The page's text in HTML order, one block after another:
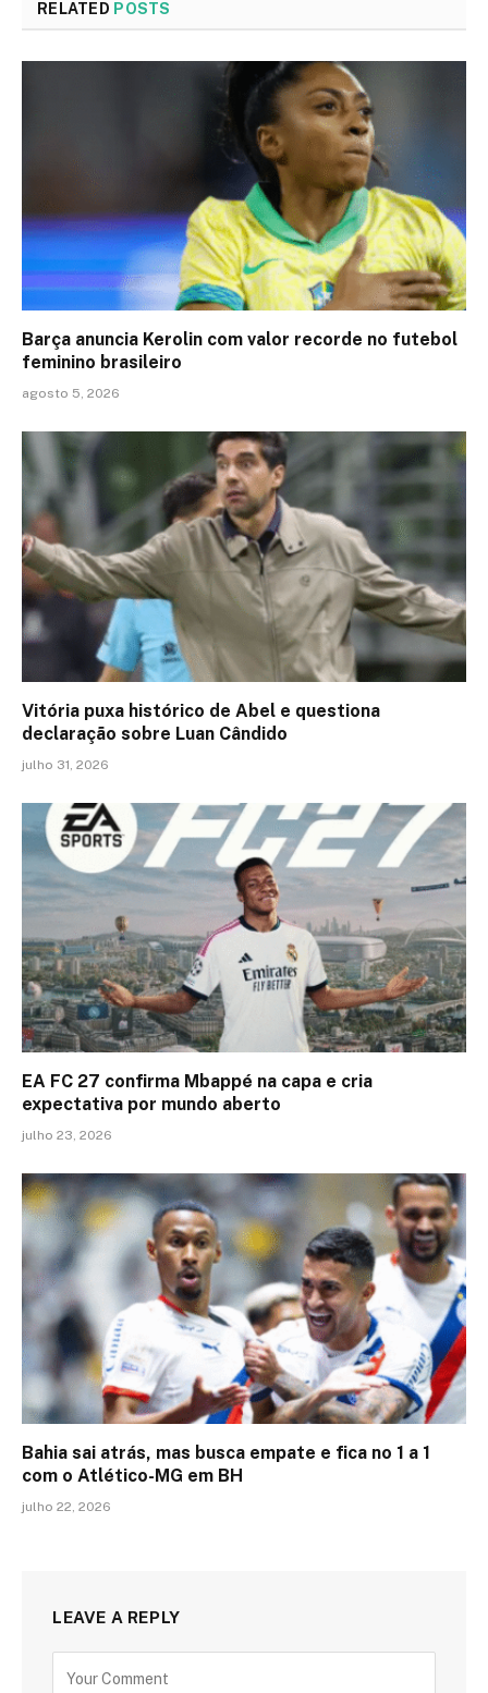
RELATED POSTS
Barça anuncia Kerolin com valor recorde no futebol
feminino brasileiro
agosto 5, 2026
Vitória puxa histórico de Abel e questiona
declaração sobre Luan Cândido
julho 31, 2026
EA FC 27 confirma Mbappé na capa e cria
expectativa por mundo aberto
julho 23, 2026
Bahia sai atrás, mas busca empate e fica no 1 a 1
com o Atlético-MG em BH
julho 22, 2026
LEAVE A REPLY